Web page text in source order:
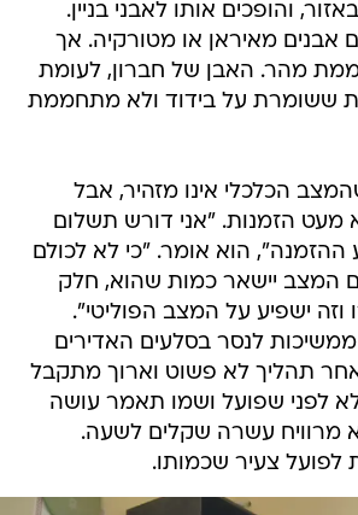
והופכים אותו לאבני בניין.
אבנים מאיראן או מטורקיה. אך
מהר. האבן של חברון, לעומת
ששומרת על בידוד ולא מתחממת
הכלכלי אינו מזהיר, אבל
הזמנות. "אני דורש תשלום
ההזמנה", הוא אומר. "כי לא לכולם
המצב יישאר כמות שהוא, חלק
וזה ישפיע על המצב הפוליטי".
ממשיכות לנסר בסלעים האדירים
תהליך לא פשוט וארוך מתקבל
לפני שפועל ושמו תאמר עושה
מרוויח עשרה שקלים לשעה.
צעיר שכמותו.